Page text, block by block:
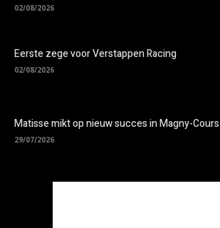
02/08/2026
Eerste zege voor Verstappen Racing
02/08/2026
Matisse mikt op nieuw succes in Magny-Cours
29/07/2026